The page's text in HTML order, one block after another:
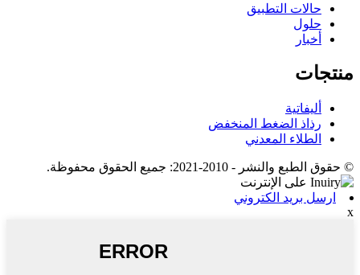
حالات التطبيق
حلول
أخبار
منتجات
أليفاتية
رذاذ الضغط المنخفض
الطلاء المعدني
© حقوق الطبع والنشر - 2010-2021: جميع الحقوق محفوظة.
ارسل بريد الكتروني
x